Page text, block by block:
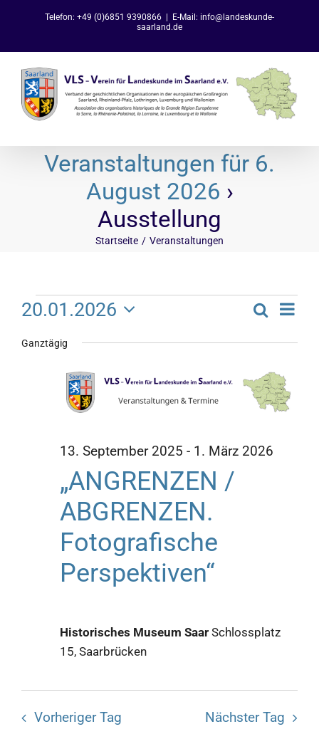
Telefon: +49 (0)6851 9390866
E-Mail: info@landeskunde-
saarland.de
Veranstaltungen für 6.
August 2026 ›
Ausstellung
Startseite Veranstaltungen
Veranstaltungen
für
20.
Januar
2026
und
Suche
Tag
20.01.2026
wählen.
Ganztägig
„ANGRENZEN /
ABGRENZEN.
Fotografische
Perspektiven“
13. September 2025 - 1. März 2026
Historisches Museum Saar Schlossplatz
15, Saarbrücken
Vorheriger Tag Nächster Tag